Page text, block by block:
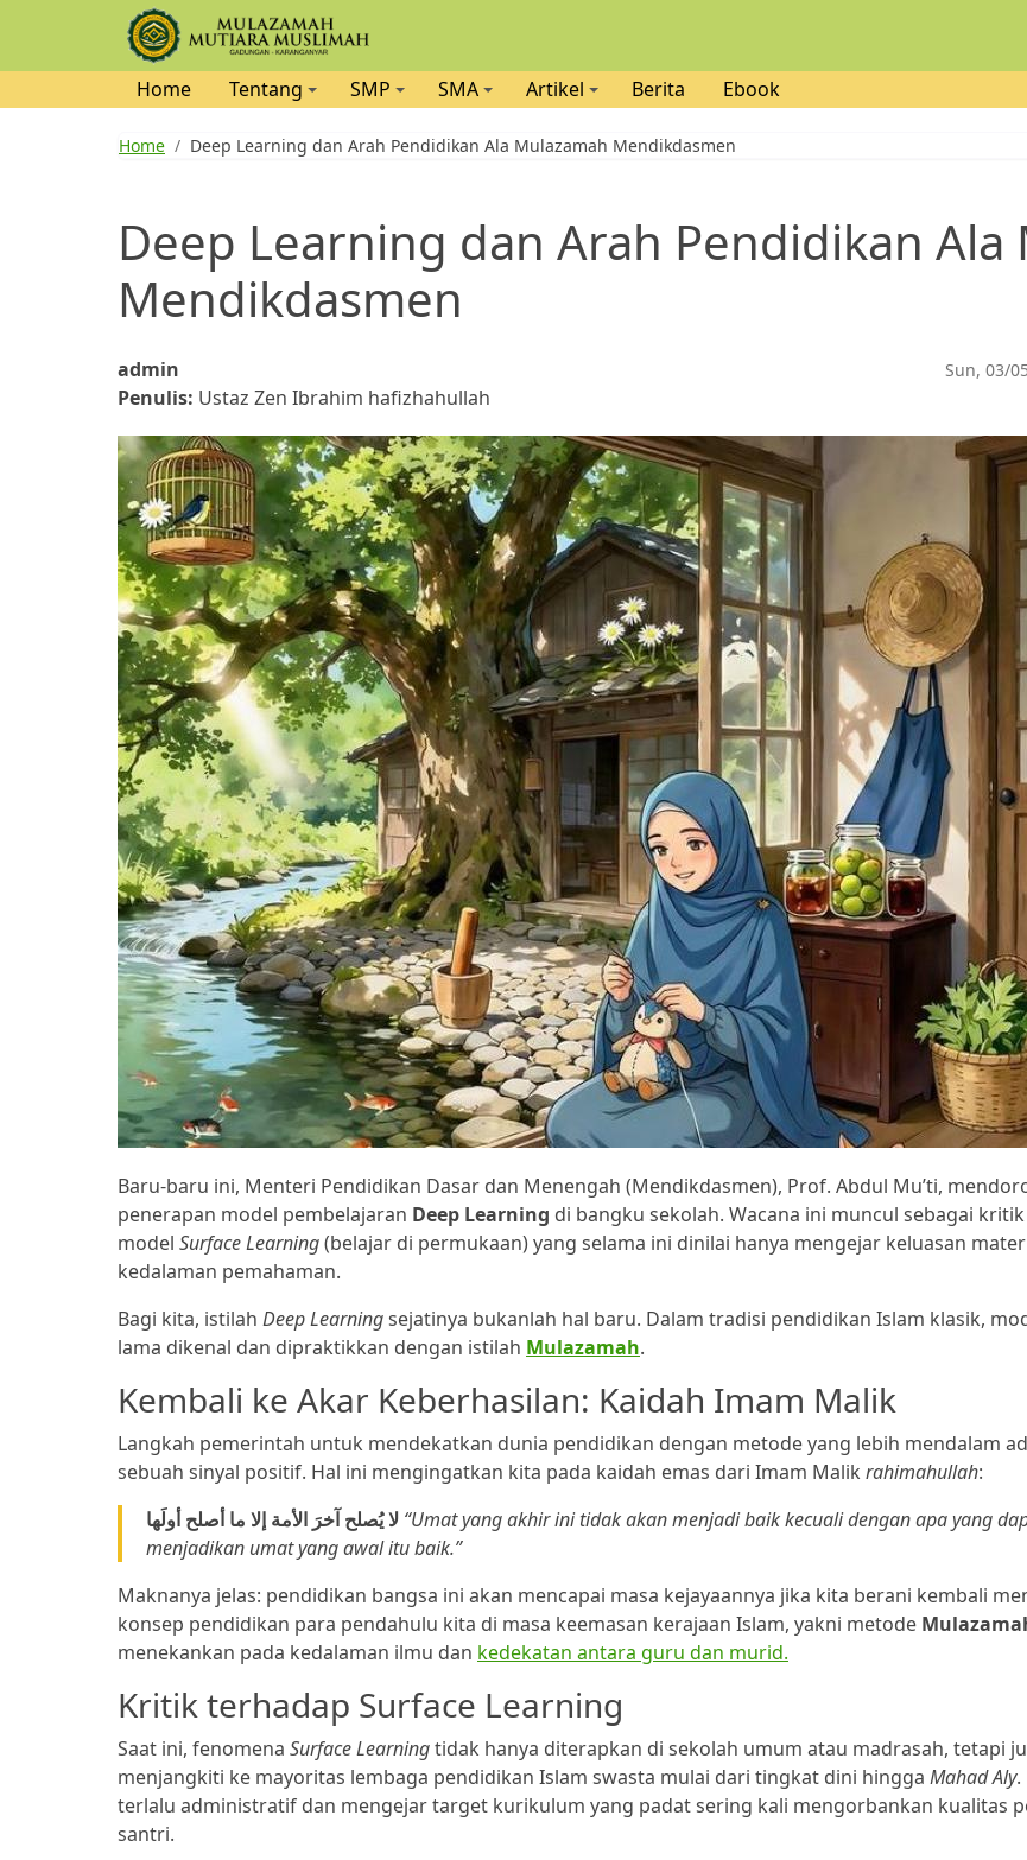
to
Home Tentang SMP SMA Artikel Berita Ebook
You
here
Home Deep Learning dan Arah Pendidikan Ala Mulazamah Mendikdasmen
Deep Learning dan Arah Pendidikan Ala
Mendikdasmen
Sun, 03/
admin
Penulis: Ustaz Zen Ibrahim hafizhahullah
Baru-baru ini, Menteri Pendidikan Dasar dan Menengah (Mendikdasmen), Prof. Abdul Mu’ti,
penerapan model pembelajaran Deep Learning di bangku sekolah. Wacana ini muncul sebagai
model Surface Learning(belajar di permukaan) yang selama ini dinilai hanya mengejar keluasan
kedalaman pemahaman.
Bagi kita, istilah Deep Learningsejatinya bukanlah hal baru. Dalam tradisi pendidikan Islam klasik,
lama dikenal dan dipraktikkan dengan istilah Mulazamah.
Kembali ke Akar Keberhasilan: Kaidah Imam Malik
Langkah pemerintah untuk mendekatkan dunia pendidikan dengan metode yang lebih mendalam
sebuah sinyal positif. Hal ini mengingatkan kita pada kaidah emas dari Imam Malik rahimahullah:
لا يُصلح آخرَ الأمة إلا ما أصلح أولَها “Umat yang akhir ini tidak akan menjadi baik kecuali dengan apa yang
menjadikan umat yang awal itu baik.”
Maknanya jelas: pendidikan bangsa ini akan mencapai masa kejayaannya jika kita berani kembali
konsep pendidikan para pendahulu kita di masa keemasan kerajaan Islam, yakni metode
menekankan pada kedalaman ilmu dan kedekatan antara guru dan murid.
Kritik terhadap Surface Learning
Saat ini, fenomena Surface Learningtidak hanya diterapkan di sekolah umum atau madrasah, tetapi
menjangkiti ke mayoritas lembaga pendidikan Islam swasta mulai dari tingkat dini hingga Mahad Aly.
terlalu administratif dan mengejar target kurikulum yang padat sering kali mengorbankan kualitas
santri.